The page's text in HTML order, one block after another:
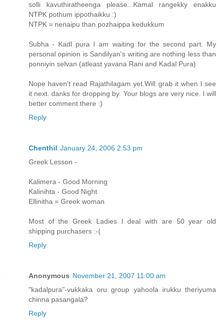
solli kavuthiratheenga please...Kamal rangekky enakku
NTPK pothum ippothaikku :)
NTPK = nenaipu than pozhaippa kedukkum
Subha - Kadl pura I am waiting for the second part. My
personal opinion is Sandilyan's writing are nothing less than
ponniyin selvan (atleast yavana Rani and Kadal Pura)
Nope haven't read Rajathilagam yet.Will grab it when I see
it next. danks for dropping by. Your blogs are very nice. I will
better comment there :)
Reply
Chenthil January 24, 2006 2:53 pm
Greek Lesson -
Kalimera - Good Morning
Kalinihta - Good Night
Ellinitha = Greek woman
Most of the Greek Ladies I deal with are 50 year old
shipping purchasers :-(
Reply
Anonymous November 21, 2007 11:00 am
"kadalpura"-vukkaka oru group yahoola irukku theriyuma
chinna pasangala?
Reply